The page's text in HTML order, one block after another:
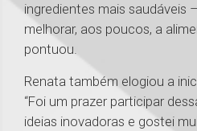
ingredientes mais saudáveis
melhorar, aos poucos, a
pontuou.
Renata também elogiou a
“Foi um prazer participar
ideias inovadoras e gostei